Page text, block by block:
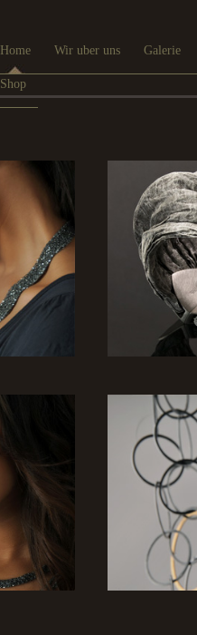
Home Wir uber uns Galerie
Shop